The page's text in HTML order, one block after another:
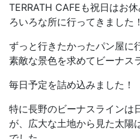
TERRATH CAFEも祝日はお
ろいろな所に行ってきました！
ずっと行きたかったパン屋に
素敵な景色を求めてビーナス
毎日予定を詰め込みました！
特に長野のビーナスラインは
が、広大な土地から見た太陽